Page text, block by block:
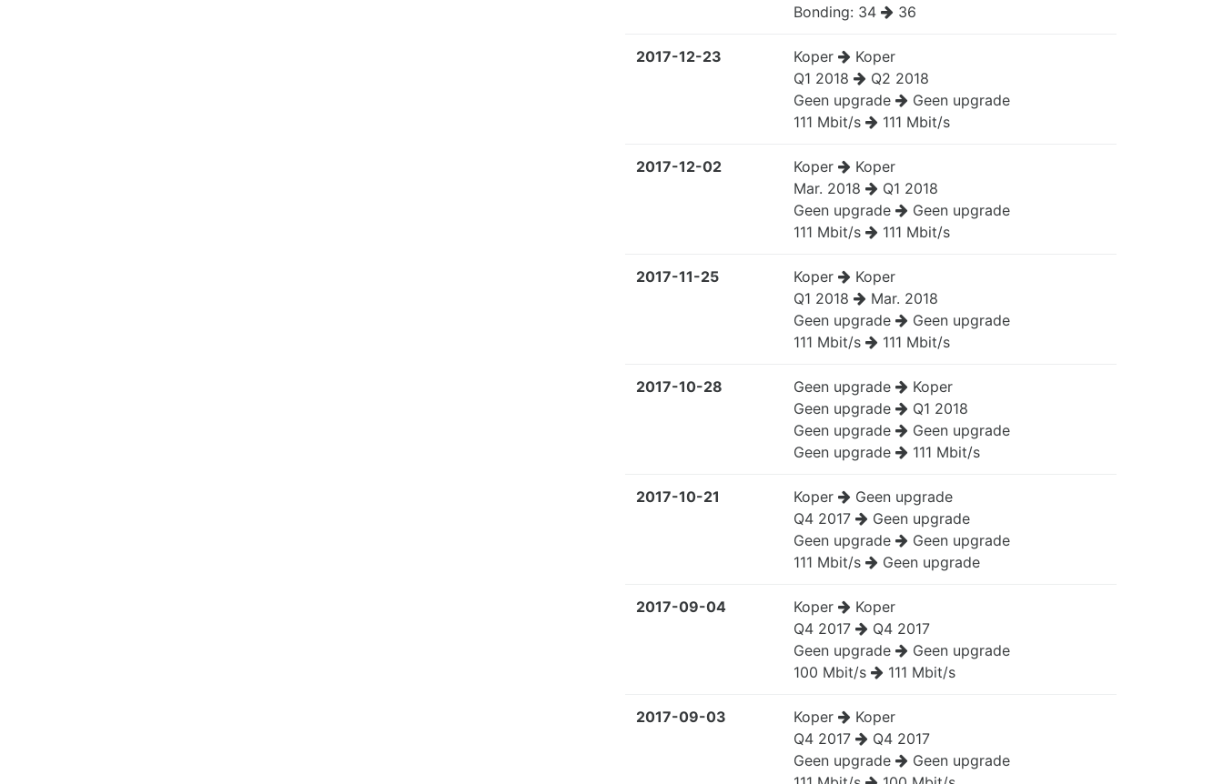
Bonding: 34 36
2017-12-23 Koper
Koper
Q1 2018
Q2 2018
Geen upgrade
Geen upgrade
111 Mbit/s
111 Mbit/s
2017-12-02 Koper
Koper
Mar. 2018
Q1 2018
Geen upgrade
Geen upgrade
111 Mbit/s
111 Mbit/s
2017-11-25 Koper
Koper
Q1 2018
Mar. 2018
Geen upgrade
Geen upgrade
111 Mbit/s
111 Mbit/s
2017-10-28 Geen upgrade
Koper
Geen upgrade
Q1 2018
Geen upgrade
Geen upgrade
Geen upgrade
111 Mbit/s
2017-10-21 Koper
Geen upgrade
Q4 2017
Geen upgrade
Geen upgrade
Geen upgrade
111 Mbit/s
Geen upgrade
2017-09-04 Koper
Koper
Q4 2017
Q4 2017
Geen upgrade
Geen upgrade
100 Mbit/s
111 Mbit/s
2017-09-03 Koper
Koper
Q4 2017
Q4 2017
Geen upgrade
Geen upgrade